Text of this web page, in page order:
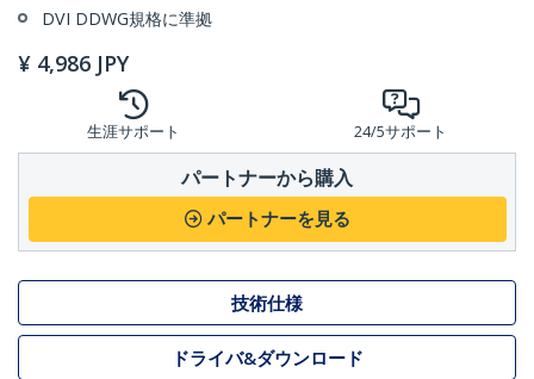
DVI DDWG規格に準拠
¥ 4,986 JPY
生涯サポート 24/5サポート
パートナーから購入
パートナーを見る
技術仕様
ドライバ&ダウンロード